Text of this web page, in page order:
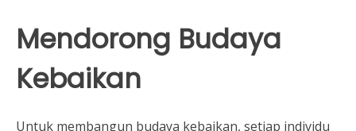
Mendorong Budaya
Kebaikan
Untuk membangun budaya kebaikan, setiap individu